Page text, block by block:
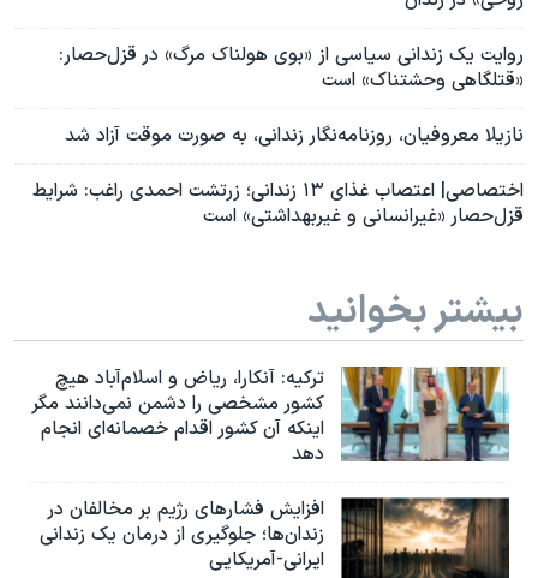
روایت یک زندانی سیاسی از «بوی هولناک مرگ» در قزل‌حصار:
«قتلگاهی وحشتناک» است
نازیلا معروفیان، روزنامه‌نگار زندانی، به صورت موقت آزاد شد
اختصاصی| اعتصاب غذای ۱۳ زندانی؛ زرتشت احمدی‌ راغب: شرایط
قزل‌حصار «غیرانسانی و غیربهداشتی» است
بیشتر بخوانید
ترکیه: آنکارا، ریاض و اسلام‌آباد هیچ
کشور مشخصی را دشمن نمی‌دانند مگر
اینکه آن کشور اقدام خصمانه‌ای انجام
دهد
افزایش فشارهای رژیم بر مخالفان در
زندان‌ها؛ جلوگیری از درمان یک زندانی
ایرانی-آمریکایی